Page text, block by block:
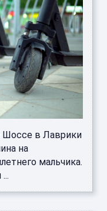
Шоссе в Лаврики
на
мальчика.